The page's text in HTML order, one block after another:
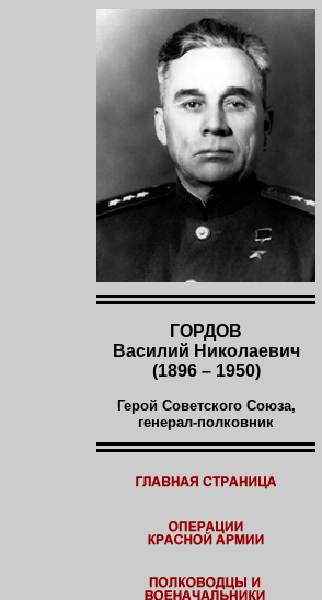
ГОРДОВ
Василий Николаевич
(1896 – 1950)
Герой Советского Союза,
генерал-полковник